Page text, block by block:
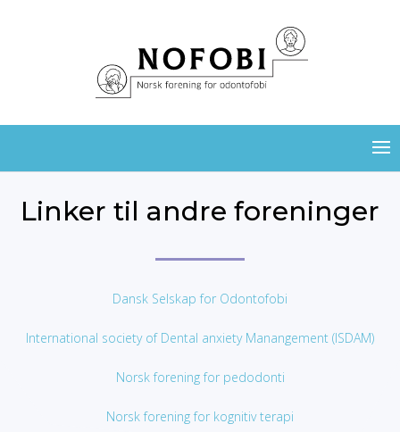
Linker til andre foreninger
Dansk Selskap for Odontofobi
International society of Dental anxiety Manangement (ISDAM)
Norsk forening for pedodonti
Norsk forening for kognitiv terapi